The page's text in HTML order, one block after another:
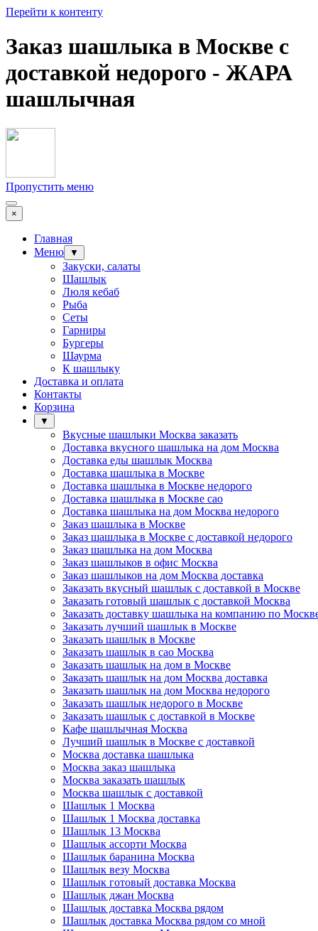
Перейти к контенту
Заказ шашлыка в Москве с
доставкой недорого - ЖАРА
шашлычная
Пропустить меню
×
Главная
Меню
▼
Закуски, салаты
Шашлык
Люля кебаб
Рыба
Сеты
Гарниры
Бургеры
Шаурма
К шашлыку
Доставка и оплата
Контакты
Корзина
▼
Вкусные шашлыки Москва заказать
Доставка вкусного шашлыка на дом Москва
Доставка еды шашлык Москва
Доставка шашлыка в Москве
Доставка шашлыка в Москве недорого
Доставка шашлыка в Москве сао
Доставка шашлыка на дом Москва недорого
Заказ шашлыка в Москве
Заказ шашлыка в Москве с доставкой недорого
Заказ шашлыка на дом Москва
Заказ шашлыков в офис Москва
Заказ шашлыков на дом Москва доставка
Заказать вкусный шашлык с доставкой в Москве
Заказать готовый шашлык с доставкой Москва
Заказать доставку шашлыка на компанию по
Заказать лучший шашлык в Москве
Заказать шашлык в Москве
Заказать шашлык в сао Москва
Заказать шашлык на дом в Москве
Заказать шашлык на дом Москва доставка
Заказать шашлык на дом Москва недорого
Заказать шашлык недорого в Москве
Заказать шашлык с доставкой в Москве
Кафе шашлычная Москва
Лучший шашлык в Москве с доставкой
Москва доставка шашлыка
Москва заказ шашлыка
Москва заказать шашлык
Москва шашлык с доставкой
Шашлык 1 Москва
Шашлык 1 Москва доставка
Шашлык 13 Москва
Шашлык ассорти Москва
Шашлык баранина Москва
Шашлык везу Москва
Шашлык готовый доставка Москва
Шашлык джан Москва
Шашлык доставка Москва рядом
Шашлык доставка Москва рядом со мной